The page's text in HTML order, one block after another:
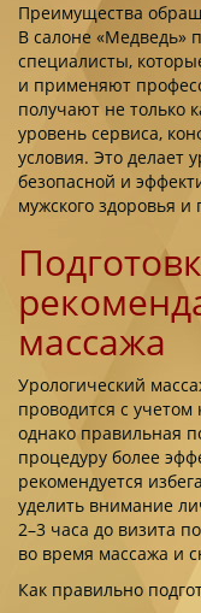
Преимущества
В салоне
специалисты,
и применяют
получают не только
уровень сервиса,
условия. Это делает
безопасной и
мужского здоровья
массажа
Урологический
проводится с
однако правильная
процедуру более
рекомендуется
уделить внимание
2–3 часа до визита
во время массажа и
Как правильно